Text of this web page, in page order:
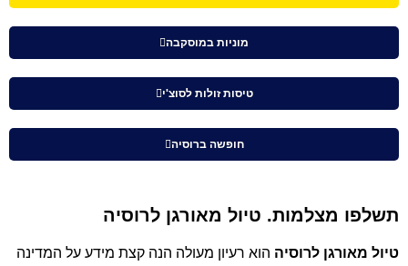
מוניות במוסקבה
טיסות זולות לסוצ'י
חופשה ברוסיה
תשלפו מצלמות. טיול מאורגן לרוסיה
טיול מאורגן לרוסיה הוא רעיון מעולה הנה קצת מידע על המדינה